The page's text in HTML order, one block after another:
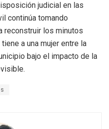
judicial en las
continúa tomando
reconstruir los minutos
a una mujer entre la
bajo el impacto de la